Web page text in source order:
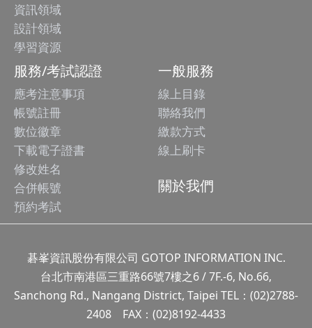
資訊領域
設計領域
學習資源
服務/考試認證
應考注意事項
帳號註冊
數位徽章
下載電子證書
修改姓名
合併帳號
預約考試
一般服務
線上目錄
聯絡我們
繳款方式
線上刷卡
關於我們
碁峯資訊股份有限公司 GOTOP INFORMATION INC.
台北市南港區三重路66號7樓之6 / 7F.-6, No.66,
Sanchong Rd., Nangang District, Taipei TEL：(02)2788-
2408 FAX：(02)8192-4433